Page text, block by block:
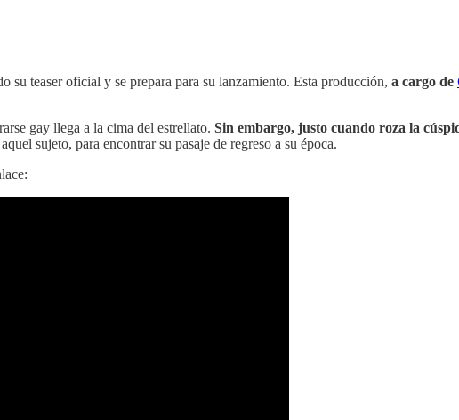
su teaser oficial y se prepara para su lanzamiento. Esta producción, a cargo de
gay llega a la cima del estrellato. Sin embargo, justo cuando roza la
sujeto, para encontrar su pasaje de regreso a su época.